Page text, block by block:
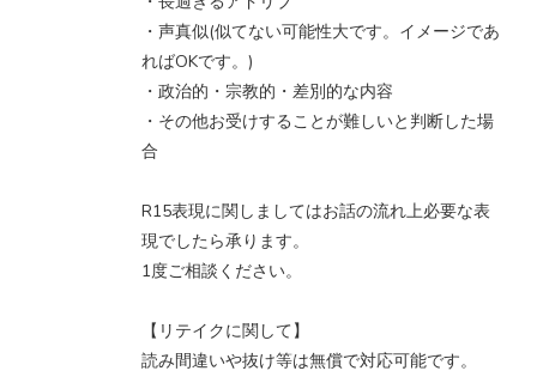
・声真似(似てない可能性大です。イメージであ
ればOKです。)
・政治的・宗教的・差別的な内容
・その他お受けすることが難しいと判断した場
合
R15表現に関しましてはお話の流れ上必要な表
現でしたら承ります。
1度ご相談ください。
【リテイクに関して】
読み間違いや抜け等は無償で対応可能です。